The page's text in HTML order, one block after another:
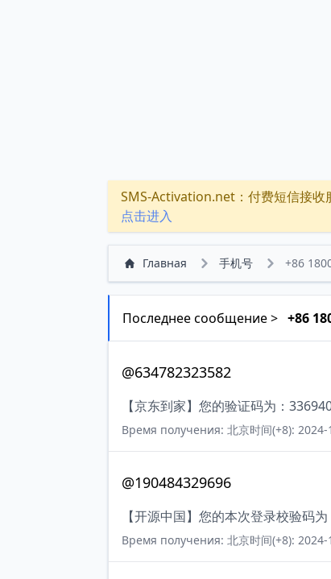
SMS-Activation.net：付费短信接
点击进入
Главная 手机号 +86
Последнее сообщение > +86
@634782323582
【京东到家】您的验证码为：
Время получения: 北京时间(+8):
@190484329696
【开源中国】您的本次登录校验码
Время получения: 北京时间(+8):